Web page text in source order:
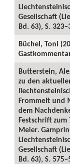
Gesellschaft
Bd. 63), S.
Büchel, Toni
Butterstein,
zu den
Frommelt und
dem
Festschrift
Meier.
Gesellschaft
Bd. 63), S.